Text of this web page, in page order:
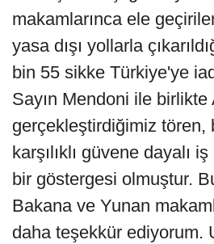
makamlarınca ele
yasa dışı yollarla
bin 55 sikke Türkiye'ye
Sayın Mendoni ile birlikte
gerçekleştirdiğimiz tören,
karşılıklı güvene dayalı
bir göstergesi olmuştur.
Bakana ve Yunan
daha teşekkür ediyorum.